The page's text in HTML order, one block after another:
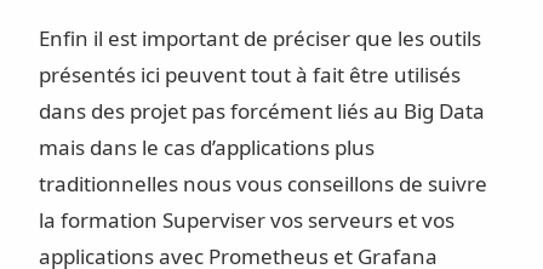
Enfin il est important de préciser que les outils
présentés ici peuvent tout à fait être utilisés
dans des projet pas forcément liés au Big Data
mais dans le cas d’applications plus
traditionnelles nous vous conseillons de suivre
la formation Superviser vos serveurs et vos
applications avec Prometheus et Grafana